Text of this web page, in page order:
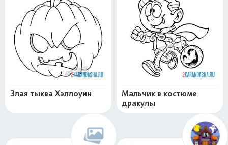
Злая тыква Хэллоуин
Мальчик в костюме
дракулы